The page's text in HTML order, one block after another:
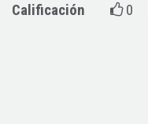
Calificación
0